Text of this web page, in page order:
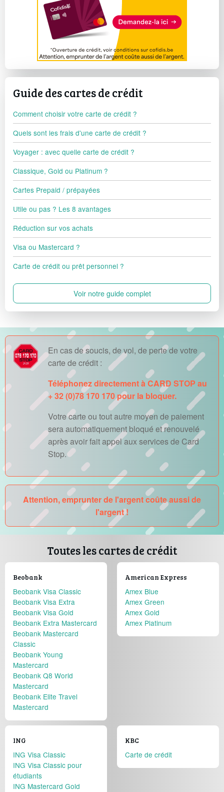
Guide des cartes de crédit
Comment choisir votre carte de crédit ?
Quels sont les frais d'une carte de crédit ?
Voyager : avec quelle carte de crédit ?
Classique, Gold ou Platinum ?
Cartes Prepaid / prépayées
Utile ou pas ? Les 8 avantages
Réduction sur vos achats
Visa ou Mastercard ?
Carte de crédit ou prêt personnel ?
Voir notre guide complet
En cas de soucis, de vol, de perte de votre
carte de crédit :
Téléphonez directement à CARD STOP au
+ 32 (0)78 170 170 pour la bloquer.
Votre carte ou tout autre moyen de paiement
sera automatiquement bloqué et renouvelé
après avoir fait appel aux services de Card
Stop.
Attention, emprunter de l'argent coûte aussi de
l'argent !
Toutes les cartes de crédit
Beobank
Beobank Visa Classic
Beobank Visa Extra
Beobank Visa Gold
Beobank Extra Mastercard
Beobank Mastercard
Classic
Beobank Young
Mastercard
Beobank Q8 World
Mastercard
Beobank Elite Travel
Mastercard
American Express
Amex Blue
Amex Green
Amex Gold
Amex Platinum
ING
ING Visa Classic
ING Visa Classic pour
étudiants
ING Mastercard Gold
KBC
Carte de crédit